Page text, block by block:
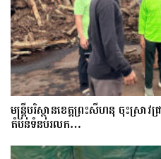
មន្រ្តីបរិស្ថានខេត្តព្រះសីហនុ ចុះស្រ
តំបន់ទំនប់រលក…